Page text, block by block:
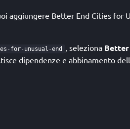
aggiungere Better End Cities for
for-unusual-end , seleziona
dipendenze e abbinamento